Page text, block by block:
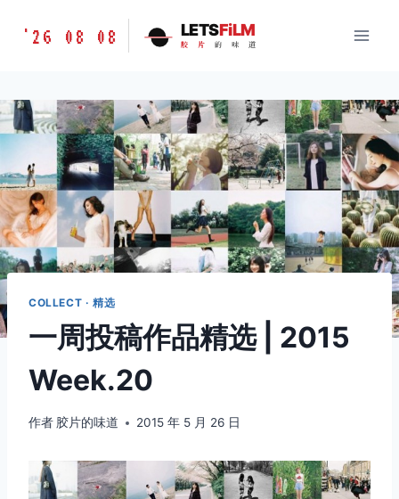
胶
味
道
LETSFILM
'26 08 08 LETSFiLM
胶 片 的 味 道
COLLECT · 精选
一周投稿作品精选 | 2015
Week.20
作者 胶片的味道 2015 年 5 月 26 日